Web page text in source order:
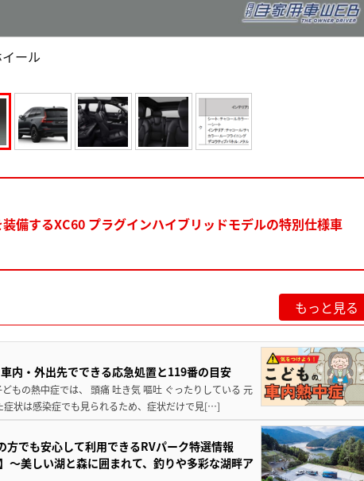
ール
備するXC60 プラグインハイブリッドモデルの特別仕様車
もっと見る
内・外出先でできる応急処置と119番の目安
もの熱中症では、 頭痛 吐き気 嘔吐 ぐったりしている 元
状は感染症でも見られるため、症状だけで見[…]
方でも安心して利用できるRVパーク特選情報
～美しい湖と森に囲まれて、釣りや多彩な湖畔ア